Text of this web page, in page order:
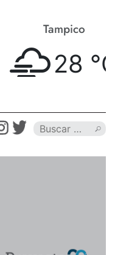
Tampico
28 ° C